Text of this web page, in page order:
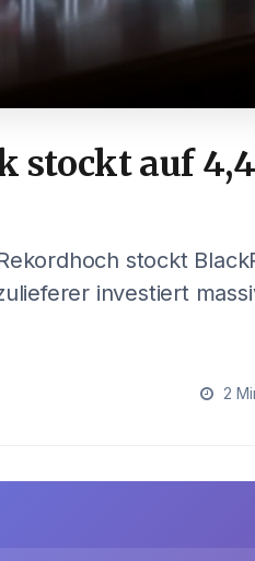
stockt auf
stockt
investiert
2